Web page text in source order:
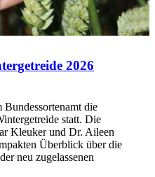
2026
die
statt. Die
Kleuker und Dr. Aileen
Überblick über die
neu zugelassenen